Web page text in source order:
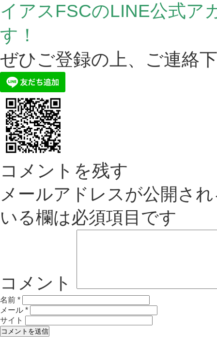
イアスFSCのLINE公式ア
す！
ぜひご登録の上、ご連絡
コメントを残す
メールアドレスが公開さ
いる欄は必須項目です
コメント
名前 *
メール *
サイト